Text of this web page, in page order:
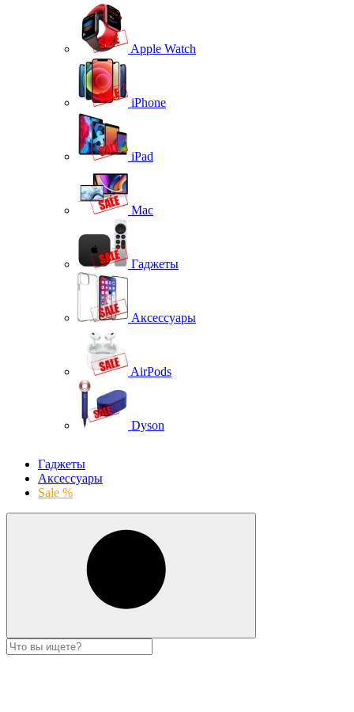
Apple Watch
iPhone
iPad
Mac
Гаджеты
Аксессуары
AirPods
Dyson
Гаджеты
Аксессуары
Sale %